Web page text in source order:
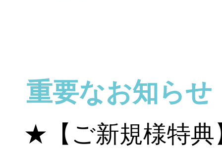
重要なお知らせ
★【ご新規様特